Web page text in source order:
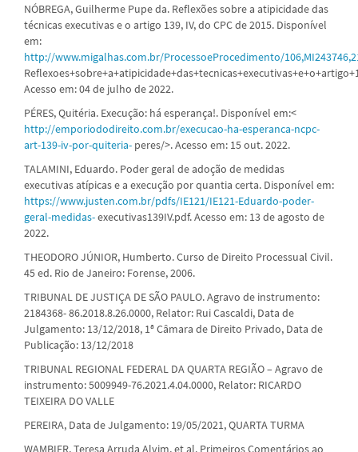
NÓBREGA, Guilherme Pupe da. Reflexões sobre a atipicidade das
técnicas executivas e o artigo 139, IV, do CPC de 2015. Disponível
em:
http://www.migalhas.com.br/ProcessoeProcedimento/
Acesso em: 04 de julho de 2022.
PÉRES, Quitéria. Execução: há esperança!. Disponível em:<
http://emporiododireito.com.br/execucao-ha-esperanca-ncpc-
art-139-iv-por-quiteria- peres/>. Acesso em: 15 out. 2022.
TALAMINI, Eduardo. Poder geral de adoção de medidas
executivas atípicas e a execução por quantia certa. Disponível em:
https://www.justen.com.br/pdfs/IE121/IE121-Eduardo-poder-
geral-medidas-executivas139IV.pdf. Acesso em: 13 de agosto de
2022.
THEODORO JÚNIOR, Humberto. Curso de Direito Processual Civil.
45 ed. Rio de Janeiro: Forense, 2006.
TRIBUNAL DE JUSTIÇA DE SÃO PAULO. Agravo de instrumento:
2184368- 86.2018.8.26.0000, Relator: Rui Cascaldi, Data de
Julgamento: 13/12/2018, 1ª Câmara de Direito Privado, Data de
Publicação: 13/12/2018
TRIBUNAL REGIONAL FEDERAL DA QUARTA REGIÃO – Agravo de
instrumento: 5009949-76.2021.4.04.0000, Relator: RICARDO
TEIXEIRA DO VALLE
PEREIRA, Data de Julgamento: 19/05/2021, QUARTA TURMA
WAMBIER, Teresa Arruda Alvim, et al. Primeiros Comentários ao